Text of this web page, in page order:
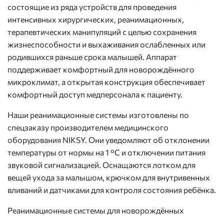
состоящие из ряда устройств для проведения
интенсивных хирургических, реанимационных,
терапевтических манипуляций с целью сохранения
жизнеспособности и выхаживания ослабленных или
родившихся раньше срока малышей. Аппарат
поддерживает комфортный для новорождённого
микроклимат, а открытая конструкция обеспечивает
комфортный доступ медперсонала к пациенту.
Наши реанимационные системы изготовлены по
спецзаказу производителем медицинского
оборудования NIKSY. Они уведомляют об отклонении
температуры от нормы на 1 °С и отключении питания
звуковой сигнализацией. Оснащаются лотком для
вещей ухода за малышом, крючком для внутривенных
вливаний и датчиками для контроля состояния ребёнка.
Реанимационные системы для новорождённых